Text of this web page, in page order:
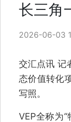
长三角
2026-06-03
交汇点讯 记
态价值转化
写照。
VEP全称为